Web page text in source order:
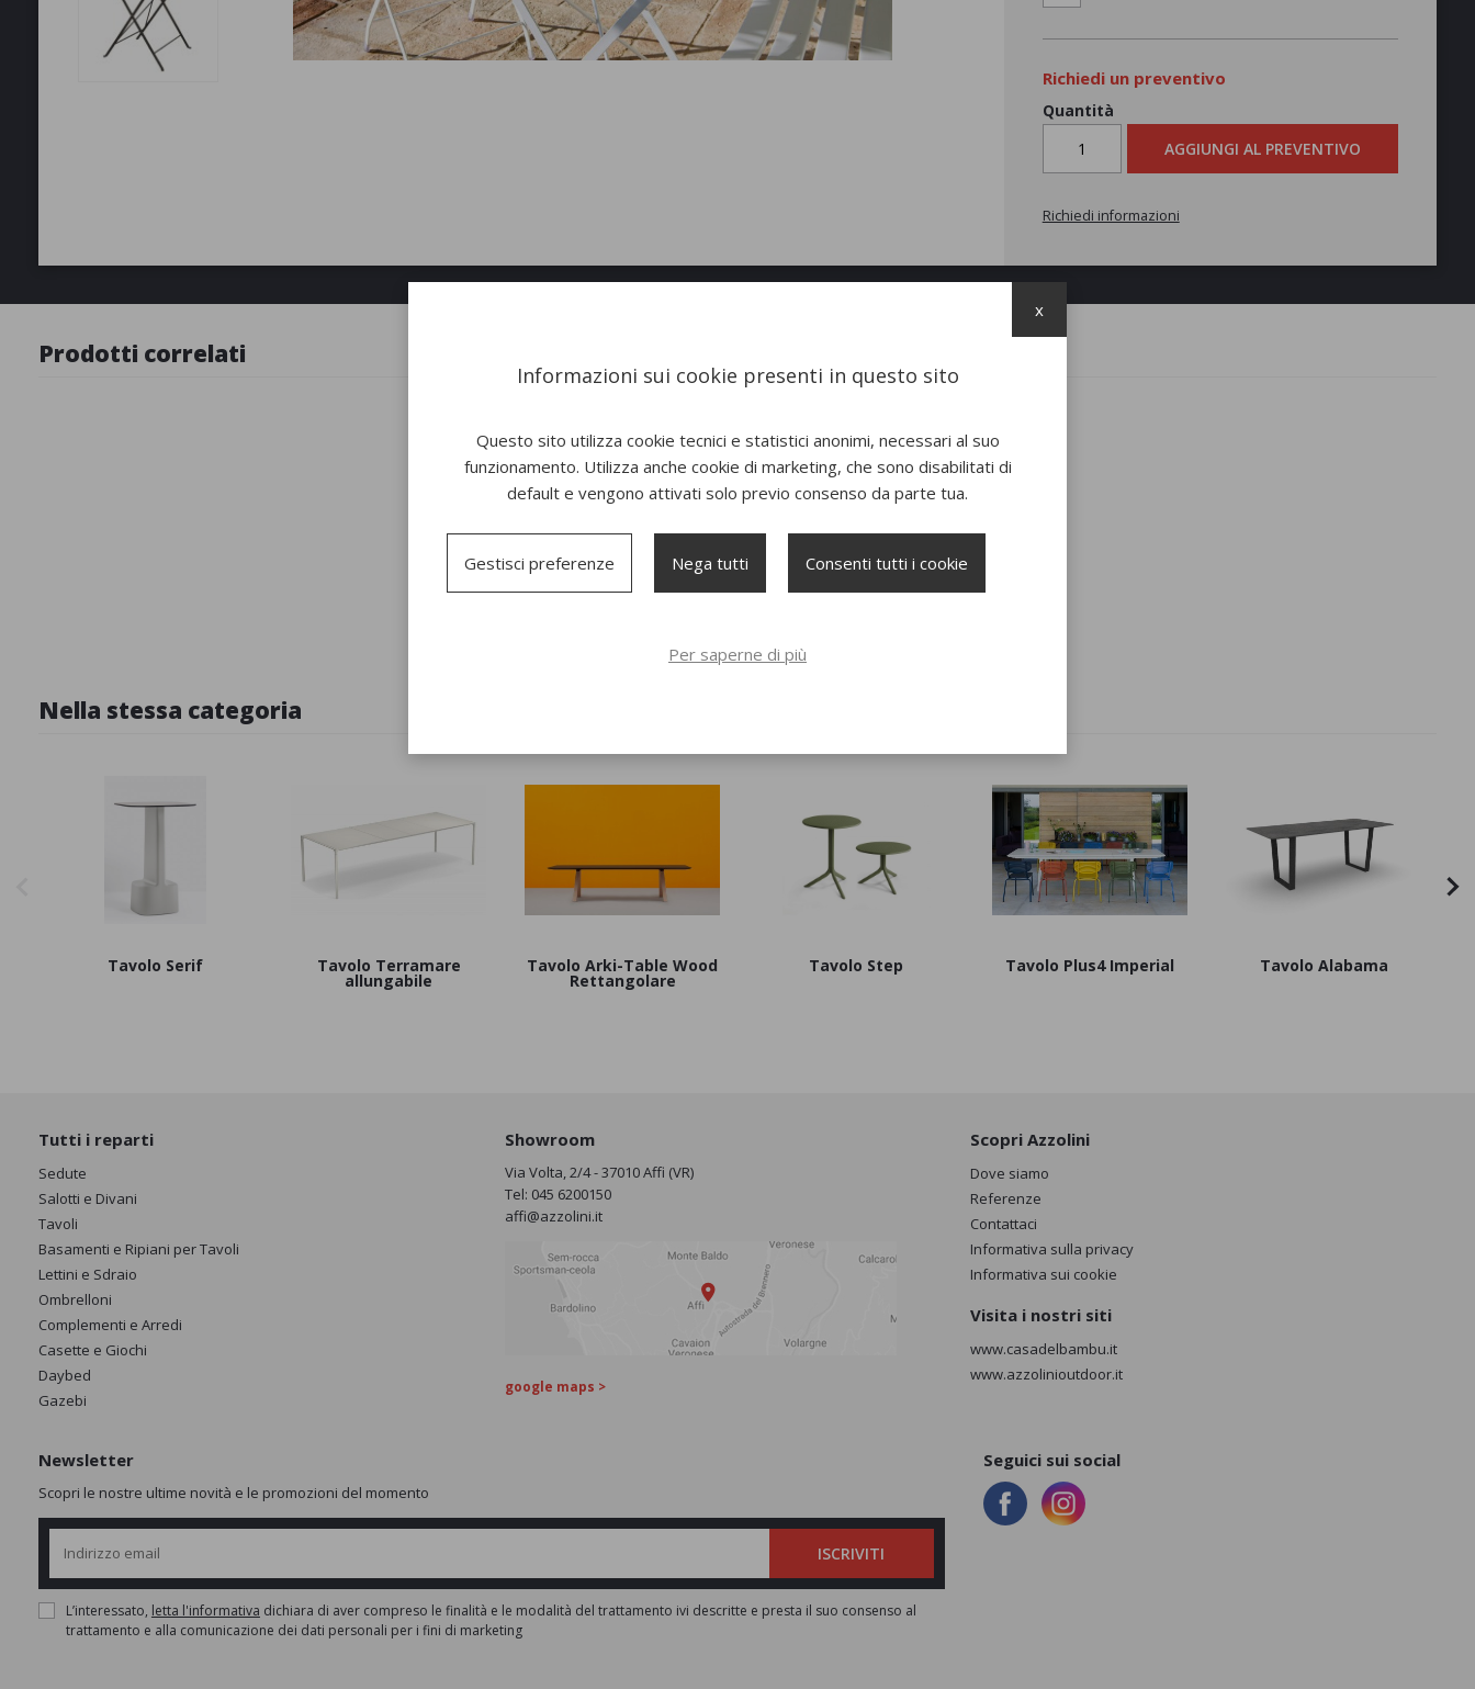
Richiedi un preventivo
Quantità
AGGIUNGI AL PREVENTIVO
Richiedi informazioni
Prodotti correlati
Nella stessa categoria
Tavolo Serif Tavolo Terramare
allungabile
Tavolo Arki-Table Wood
Rettangolare
Tavolo Step Tavolo Plus4 Imperial Tavolo Alabama
Tutti i reparti
Sedute
Salotti e Divani
Tavoli
Basamenti e Ripiani per Tavoli
Lettini e Sdraio
Ombrelloni
Complementi e Arredi
Casette e Giochi
Daybed
Gazebi
Showroom
Via Volta, 2/4 - 37010 Affi (VR)
Tel: 045 6200150
affi@azzolini.it
google maps >
Scopri Azzolini
Dove siamo
Referenze
Contattaci
Informativa sulla privacy
Informativa sui cookie
Visita i nostri siti
www.casadelbambu.it
www.azzolinioutdoor.it
Newsletter
Scopri le nostre ultime novità e le promozioni del momento
ISCRIVITI
L’interessato, letta l'informativa dichiara di aver compreso le finalità e le modalità del trattamento ivi descritte e presta il suo consenso al
trattamento e alla comunicazione dei dati personali per i fini di marketing
Seguici sui social
Informazioni sui cookie presenti in questo sito
Questo sito utilizza cookie tecnici e statistici anonimi, necessari al suo
funzionamento. Utilizza anche cookie di marketing, che sono disabilitati di
default e vengono attivati solo previo consenso da parte tua.
Gestisci preferenze Nega tutti Consenti tutti i cookie
Per saperne di più
x